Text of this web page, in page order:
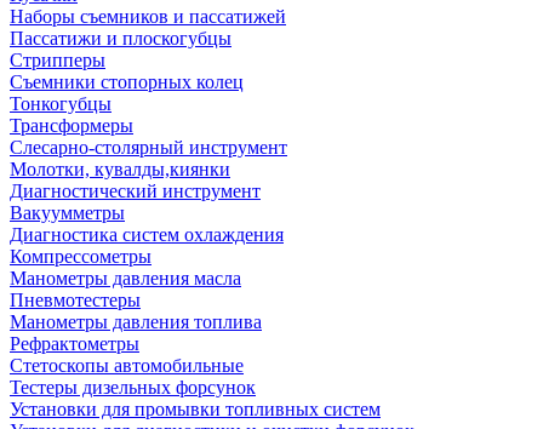
Наборы съемников и пассатижей
Пассатижи и плоскогубцы
Стрипперы
Съемники стопорных колец
Тонкогубцы
Трансформеры
Слесарно-столярный инструмент
Молотки, кувалды,киянки
Диагностический инструмент
Вакуумметры
Диагностика систем охлаждения
Компрессометры
Манометры давления масла
Пневмотестеры
Манометры давления топлива
Рефрактометры
Стетоскопы автомобильные
Тестеры дизельных форсунок
Установки для промывки топливных систем